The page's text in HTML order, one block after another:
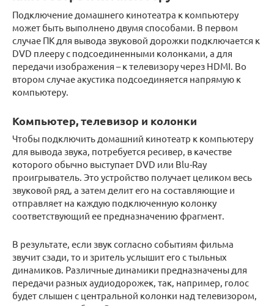
Подключение домашнего кинотеатра к компьютеру
может быть выполнено двумя способами. В первом
случае ПК для вывода звуковой дорожки подключается к
DVD плееру с подсоединенными колонками, а для
передачи изображения – к телевизору через HDMI. Во
втором случае акустика подсоединяется напрямую к
компьютеру.
Компьютер, телевизор и колонки
Чтобы подключить домашний кинотеатр к компьютеру
для вывода звука, потребуется ресивер, в качестве
которого обычно выступает DVD или Blu-Ray
проигрыватель. Это устройство получает целиком весь
звуковой ряд, а затем делит его на составляющие и
отправляет на каждую подключенную колонку
соответствующий ее предназначению фрагмент.
В результате, если звук согласно событиям фильма
звучит сзади, то и зритель услышит его с тыльных
динамиков. Различные динамики предназначены для
передачи разных аудиодорожек, так, например, голос
будет слышен с центральной колонки над телевизором,